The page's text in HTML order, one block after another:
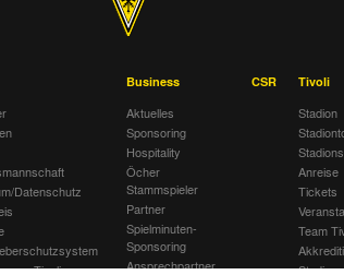
Datenschutz
am Tivoli
Business
Aktuelles
Sponsoring
Hospitality
Öcher
Stammspieler
Partner
Spielminuten-
Sponsoring
Ansprechpartner
CSR
Tivoli
Stadion
Anreise
Tickets
Team